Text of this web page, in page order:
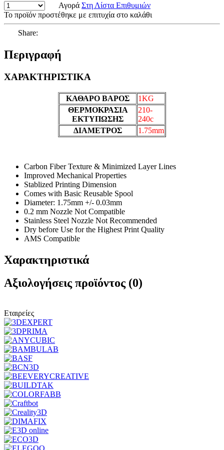
Αγορά Στη Λίστα Επιθυμιών
Το προϊόν προστέθηκε με επιτυχία στο καλάθι
Share:
Περιγραφή
ΧΑΡΑΚΤΗΡΙΣΤΙΚΑ
ΚΑΘΑΡΟ ΒΑΡΟΣ
1KG
ΘΕΡΜΟΚΡΑΣΙΑ
ΕΚΤΥΠΩΣΗΣ
210-
240c
ΔΙΑΜΕΤΡΟΣ
1.75mm
Carbon Fiber Texture & Minimized Layer Lines
Improved Mechanical Properties
Stablized Printing Dimension
Comes with Basic Reusable Spool
Diameter: 1.75mm +/- 0.03mm
0.2 mm Nozzle Not Compatible
Stainless Steel Nozzle Not Recommended
Dry before Use for the Highest Print Quality
AMS Compatible
Χαρακτηριστικά
Αξιολογήσεις προϊόντος (0)
Εταιρείες